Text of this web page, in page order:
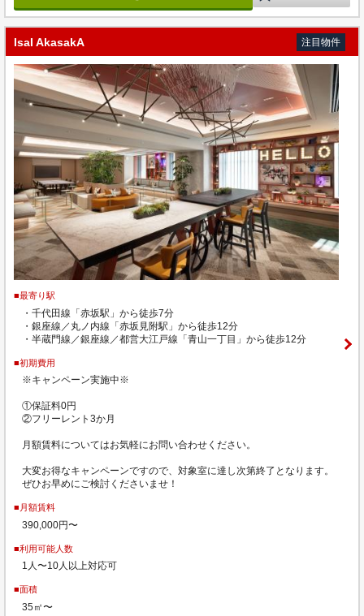
IsaI AkasakA 注目物件
■最寄り駅
・千代田線「赤坂駅」から徒歩7分
・銀座線／丸ノ内線「赤坂見附駅」から徒歩12分
・半蔵門線／銀座線／都営大江戸線「青山一丁目」から徒歩12分
■初期費用
※キャンペーン実施中※
①保証料0円
②フリーレント3か月
月額賃料についてはお気軽にお問い合わせください。
大変お得なキャンペーンですので、対象室に達し次第終了となります。
ぜひお早めにご検討くださいませ！
■月額賃料
390,000円〜
■利用可能人数
1人〜10人以上対応可
■面積
35㎡〜